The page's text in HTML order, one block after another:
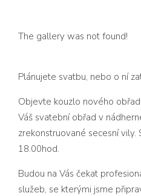
The gallery was not found!
Plánujete svatbu, nebo o ní
Objevte kouzlo nového
Váš svatební obřad v
zrekonstruované secesní
18.00hod.
Budou na Vás čekat
služeb, se kterými jsme